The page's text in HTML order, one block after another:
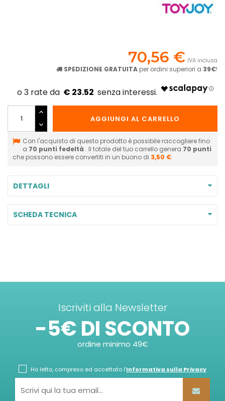
70,56 € IVA inclusa
SPEDIZIONE GRATUITA per ordini superiori a 39€!
€ 23.52
AGGIUNGI AL CARRELLO
Con l'acquisto di questo prodotto è possibile raccogliere fino
a 70 punti fedeltà . Il totale del tuo carrello genera 70 punti
che possono essere convertiti in un buono di 3,50 €.
DETTAGLI
SCHEDA TECNICA
Iscriviti alla Newsletter
-5€ DI SCONTO
ordine minimo 49€
Ho letto, compreso ed accettato l'Informativa sulla Privacy